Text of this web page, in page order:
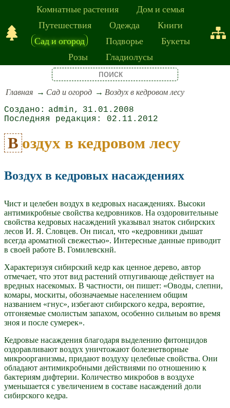
Комнатные растения
Дом и семья
Путешествия
Одежда
Книги
Сад и огород
Подворье
Букеты
Розы
Гладиолусы
Главная Сад и огород Воздух в кедровом лесу
admin
31.01.2008
02.11.2012
Воздух в кедровом лесу
Воздух в кедровых насаждениях
Чист и целебен воздух в кедровых насаждениях. Высоки
антимикробные свойства кедровников. На оздоровительные
свойства кедровых насаждений указывал знаток сибирских
лесов И. Я. Словцев. Он писал, что «кедровники дышат
всегда ароматной свежестью». Интересные данные приводит
в своей работе В. Гомилевскнй.
Характеризуя сибирский кедр как ценное дерево, автор
отмечает, что этот вид растений отпугивающе действует на
вредных насекомых. В частности, он пишет: «Оводы, слепни,
комары, москиты, обозначаемые населением общим
названием «гнус», избегают сибирского кедра, вероятие,
отгоняемые смолистым запахом, особенно сильным во время
зноя и после сумерек».
Кедровые насаждения благодаря выделению фитонцидов
оздоравливают воздух уничтожают болезнетворные
микроорганизмы, придают воздуху целебные свойства. Они
обладают антимикробными действиями по отношению к
бактериям дифтерии. Количество микробов в воздухе
уменьшается с увеличением в составе насаждений доли
сибирского кедра.